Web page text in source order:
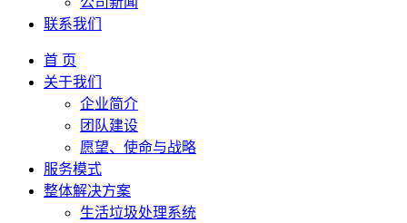
联系我们
首 页
关于我们
企业简介
团队建设
愿望、使命与战略
服务模式
整体解决方案
生活垃圾处理系统